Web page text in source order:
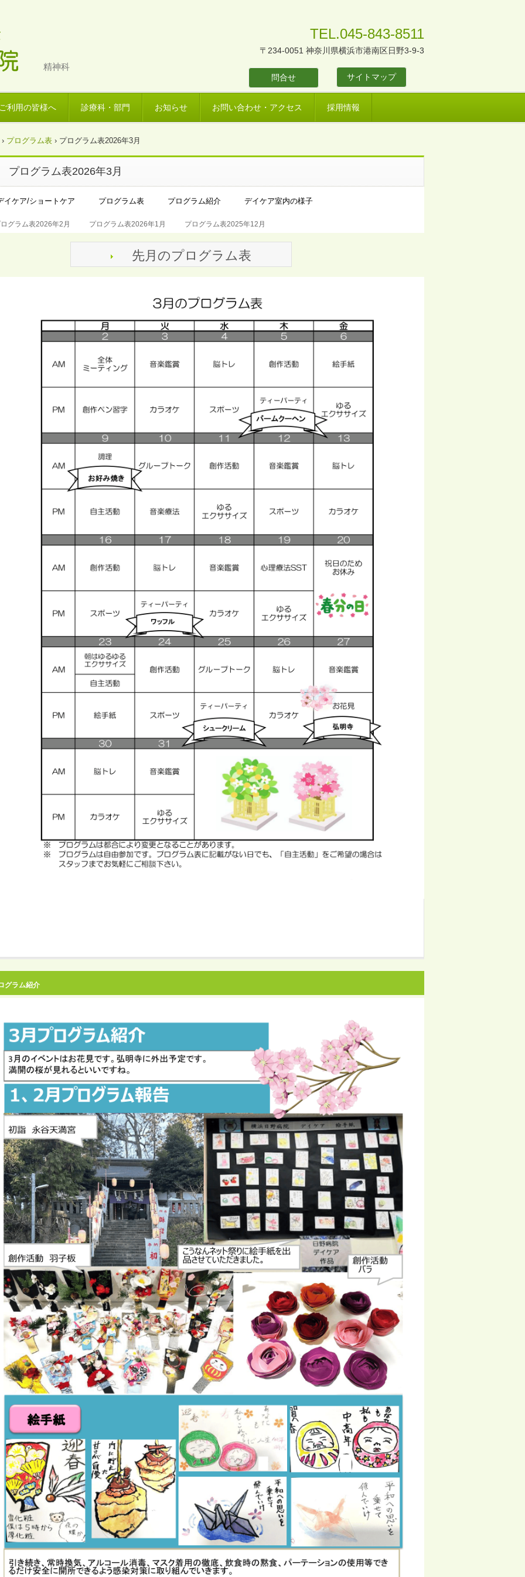
TEL.045-843-8511
〒234-0051 神奈川県横浜市港南区日野3-9-3
精神科
問合せ サイトマップ
利用の皆様へ 診療科・部門 お知らせ お問い合わせ・アクセス 採用情報
› プログラム表 › プログラム表2026年3月
プログラム表2026年3月
イケア/ショートケア プログラム表 プログラム紹介 デイケア室内の様子
グラム表2026年2月 プログラム表2026年1月 プログラム表2025年12月
先月のプログラム表
グラム紹介